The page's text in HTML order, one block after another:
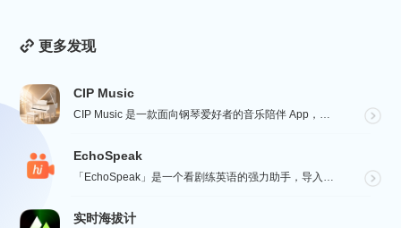
更多发现
CIP Music
CIP Music 是一款面向钢琴爱好者的音乐陪伴 App，收录热门影视、动漫、游戏与最新 K-PO...
EchoSpeak
「EchoSpeak」是一个看剧练英语的强力助手，导入一个没有字幕的英语视频，可生成字幕，自动分词与...
实时海拔计